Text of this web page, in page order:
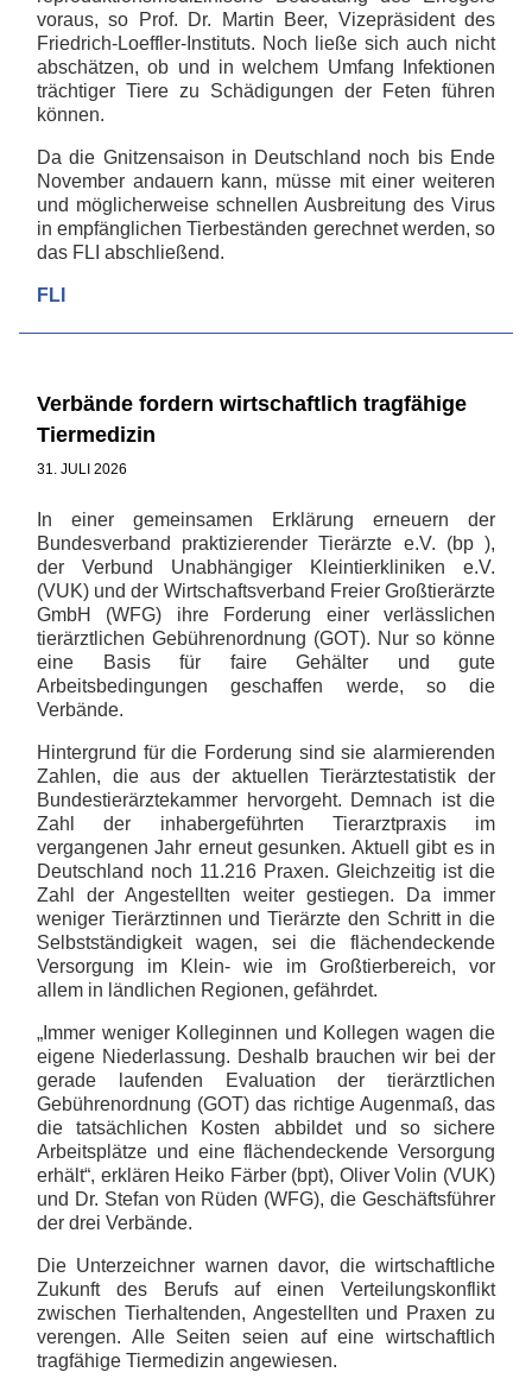
voraus, so Prof. Dr. Martin Beer, Vizepräsident des
Friedrich-Loeffler-Instituts. Noch ließe sich auch nicht
abschätzen, ob und in welchem Umfang Infektionen
trächtiger Tiere zu Schädigungen der Feten führen
können.
Da die Gnitzensaison in Deutschland noch bis Ende
November andauern kann, müsse mit einer weiteren
und möglicherweise schnellen Ausbreitung des Virus
in empfänglichen Tierbeständen gerechnet werden, so
das FLI abschließend.
FLI
Verbände fordern wirtschaftlich tragfähige
Tiermedizin
31. JULI 2026
In einer gemeinsamen Erklärung erneuern der
Bundesverband praktizierender Tierärzte e.V. (bp ),
der Verbund Unabhängiger Kleintierkliniken e.V.
(VUK) und der Wirtschaftsverband Freier Großtierärzte
GmbH (WFG) ihre Forderung einer verlässlichen
tierärztlichen Gebührenordnung (GOT). Nur so könne
eine Basis für faire Gehälter und gute
Arbeitsbedingungen geschaffen werde, so die
Verbände.
Hintergrund für die Forderung sind sie alarmierenden
Zahlen, die aus der aktuellen Tierärztestatistik der
Bundestierärztekammer hervorgeht. Demnach ist die
Zahl der inhabergeführten Tierarztpraxis im
vergangenen Jahr erneut gesunken. Aktuell gibt es in
Deutschland noch 11.216 Praxen. Gleichzeitig ist die
Zahl der Angestellten weiter gestiegen. Da immer
weniger Tierärztinnen und Tierärzte den Schritt in die
Selbstständigkeit wagen, sei die flächendeckende
Versorgung im Klein- wie im Großtierbereich, vor
allem in ländlichen Regionen, gefährdet.
„Immer weniger Kolleginnen und Kollegen wagen die
eigene Niederlassung. Deshalb brauchen wir bei der
gerade laufenden Evaluation der tierärztlichen
Gebührenordnung (GOT) das richtige Augenmaß, das
die tatsächlichen Kosten abbildet und so sichere
Arbeitsplätze und eine flächendeckende Versorgung
erhält“, erklären Heiko Färber (bpt), Oliver Volin (VUK)
und Dr. Stefan von Rüden (WFG), die Geschäftsführer
der drei Verbände.
Die Unterzeichner warnen davor, die wirtschaftliche
Zukunft des Berufs auf einen Verteilungskonflikt
zwischen Tierhaltenden, Angestellten und Praxen zu
verengen. Alle Seiten seien auf eine wirtschaftlich
tragfähige Tiermedizin angewiesen.